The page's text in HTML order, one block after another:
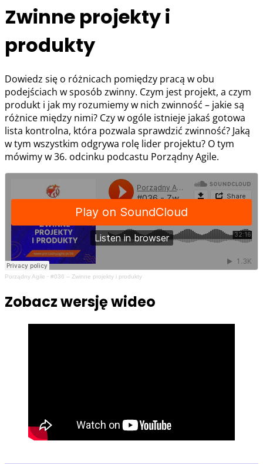
Zwinne projekty i
produkty
Dowiedz się o różnicach pomiędzy pracą w obu
podejściach w sposób zwinny. Czym jest projekt, a czym
produkt i jak my rozumiemy w nich zwinność – jakie są
różnice między nimi? Czy w ogóle istnieje jakaś gotowa
lista kontrolna, która pozwala sprawdzić zwinność? Jaką
w tym wszystkim odgrywa rolę lider projektu? O tym
mówimy w 36. odcinku podcastu Porządny Agile.
Porządny Agile · #036 – Zwinne projekty i produkty
Zobacz wersję wideo